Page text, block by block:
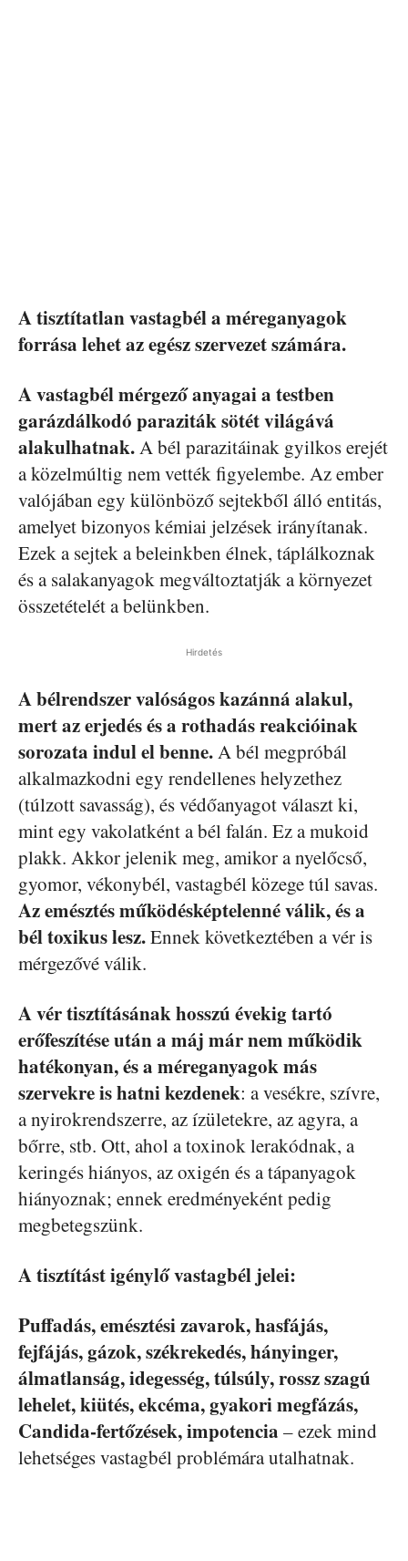
A tisztítatlan vastagbél a méreganyagok
forrása lehet az egész szervezet számára.
A vastagbél mérgező anyagai a testben
garázdálkodó paraziták sötét világává
alakulhatnak.A bél parazitáinak gyilkos erejét
a közelmúltig nem vették figyelembe. Az ember
valójában egy különböző sejtekből álló entitás,
amelyet bizonyos kémiai jelzések irányítanak.
Ezek a sejtek a beleinkben élnek, táplálkoznak
és a salakanyagok megváltoztatják a környezet
összetételét a belünkben.
Hirdetés
A bélrendszer valóságos kazánná alakul,
mert az erjedés és a rothadás reakcióinak
sorozata indul el benne.A bél megpróbál
alkalmazkodni egy rendellenes helyzethez
(túlzott savasság), és védőanyagot választ ki,
mint egy vakolatként a bél falán. Ez a mukoid
plakk. Akkor jelenik meg, amikor a nyelőcső,
gyomor, vékonybél, vastagbél közege túl savas.
Az emésztés működésképtelenné válik, és a
bél toxikus lesz.Ennek következtében a vér is
mérgezővé válik.
A vér tisztításának hosszú évekig tartó
erőfeszítése után a máj már nem működik
hatékonyan, és a méreganyagok más
szervekre is hatni kezdenek: a vesékre, szívre,
a nyirokrendszerre, az ízületekre, az agyra, a
bőrre, stb. Ott, ahol a toxinok lerakódnak, a
keringés hiányos, az oxigén és a tápanyagok
hiányoznak; ennek eredményeként pedig
megbetegszünk.
A tisztítást igénylő vastagbél jelei:
Puffadás, emésztési zavarok, hasfájás,
fejfájás, gázok, székrekedés, hányinger,
álmatlanság, idegesség, túlsúly, rossz szagú
lehelet, kiütés, ekcéma, gyakori megfázás,
Candida-fertőzések, impotencia – ezek mind
lehetséges vastagbél problémára utalhatnak.